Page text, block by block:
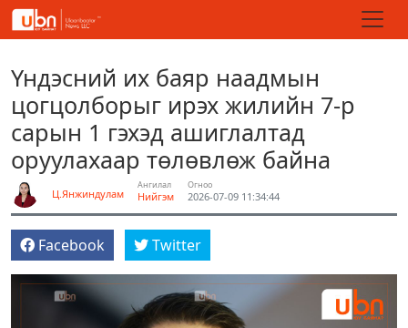
Үндэсний их баяр наадмын
цогцолборыг ирэх жилийн 7-р
сарын 1 гэхэд ашиглалтад
оруулахаар төлөвлөж байна
Ц.Янжиндулам
Ангилал
Нийгэм
Огноо
2026-07-09 11:34:44
Facebook Twitter